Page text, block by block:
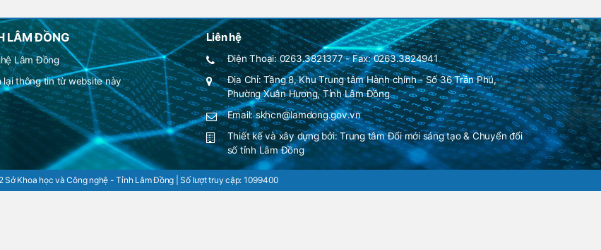
LÂM ĐỒNG
Lâm Đồng
thông tin từ website này
Liên hệ
Điện Thoại: 0263.3821377 - Fax: 0263.3824941
Địa Chỉ: Tầng 8, Khu Trung tâm Hành chính - Số 36 Trần Phú,
Phường Xuân Hương, Tỉnh Lâm Đồng
Email: skhcn@lamdong.gov.vn
Thiết kế và xây dựng bởi:Trung tâm Đổi mới sáng tạo & Chuyển đổi
số tỉnh Lâm Đồng
Sở Khoa học và Công nghệ - Tỉnh Lâm Đồng | Số lượt truy cập: 1099400